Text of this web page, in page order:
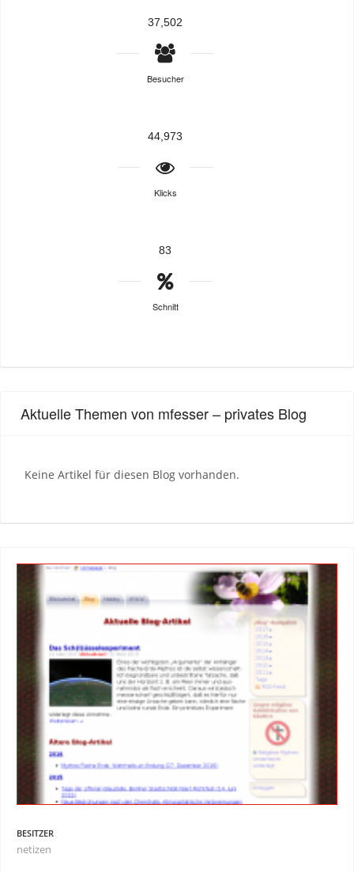
37,502
Besucher
44,973
Klicks
83
Schnitt
Aktuelle Themen von mfesser – privates Blog
Keine Artikel für diesen Blog vorhanden.
BESITZER
netizen